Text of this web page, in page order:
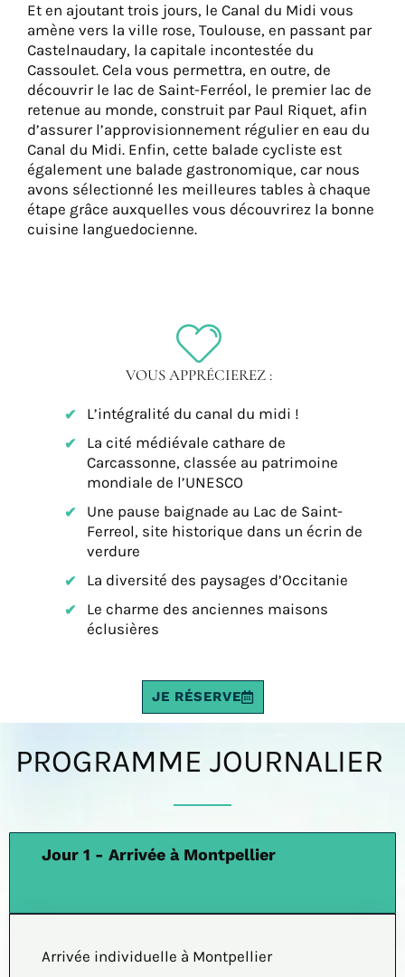
Et en ajoutant trois jours, le Canal du Midi vous
amène vers la ville rose, Toulouse, en passant par
Castelnaudary, la capitale incontestée du
Cassoulet. Cela vous permettra, en outre, de
découvrir le lac de Saint-Ferréol, le premier lac de
retenue au monde, construit par Paul Riquet, afin
d’assurer l’approvisionnement régulier en eau du
Canal du Midi. Enfin, cette balade cycliste est
également une balade gastronomique, car nous
avons sélectionné les meilleures tables à chaque
étape grâce auxquelles vous découvrirez la bonne
cuisine languedocienne.
VOUS APPRÉCIEREZ :
L’intégralité du canal du midi !
La cité médiévale cathare de
Carcassonne, classée au patrimoine
mondiale de l’UNESCO
Une pause baignade au Lac de Saint-
Ferreol, site historique dans un écrin de
verdure
La diversité des paysages d’Occitanie
Le charme des anciennes maisons
éclusières
JE RÉSERVE
PROGRAMME JOURNALIER
Jour 1 - Arrivée à Montpellier
Arrivée individuelle à Montpellier